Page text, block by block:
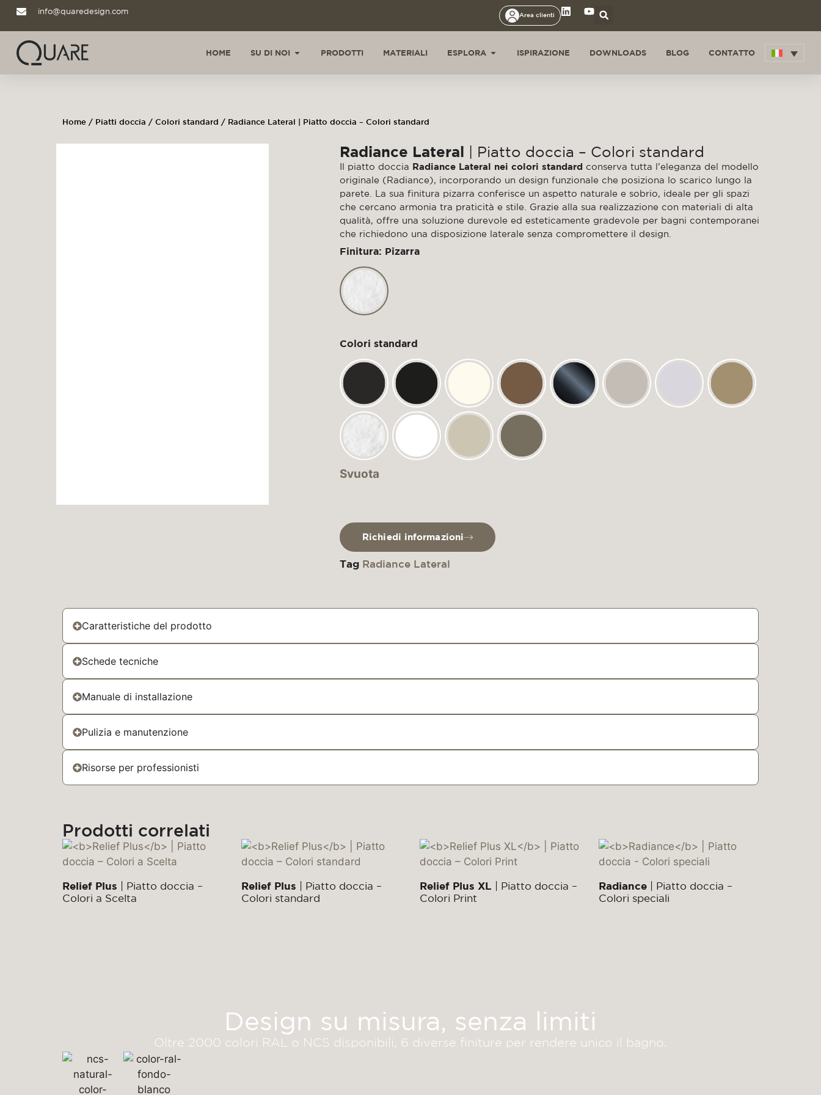
info@quaredesign.com Area clienti
HOME SU DI NOI PRODOTTI MATERIALI ESPLORA ISPIRAZIONE DOWNLOADS BLOG CONTATTO
Home / Piatti doccia / Colori standard / Radiance Lateral | Piatto doccia – Colori standard
Radiance Lateral | Piatto doccia – Colori standard
Il piatto doccia Radiance Lateral nei colori standard conserva tutta l’eleganza del modello
originale (Radiance), incorporando un design funzionale che posiziona lo scarico lungo la
parete. La sua finitura pizarra conferisce un aspetto naturale e sobrio, ideale per gli spazi
che cercano armonia tra praticità e stile. Grazie alla sua realizzazione con materiali di alta
qualità, offre una soluzione durevole ed esteticamente gradevole per bagni contemporanei
che richiedono una disposizione laterale senza compromettere il design.
Finitura: Pizarra
Colori standard
Svuota
Richiedi informazioni
Tag Radiance Lateral
Caratteristiche del prodotto
Schede tecniche
Manuale di installazione
Pulizia e manutenzione
Risorse per professionisti
Prodotti correlati
Relief Plus | Piatto doccia –
Colori a Scelta
Relief Plus | Piatto doccia –
Colori standard
Relief Plus XL
| Piatto doccia –
Colori Print
Radiance| Piatto doccia –
Colori speciali
Design su misura, senza limiti
Oltre 2000 colori RAL o NCS disponibili, 6 diverse finiture per rendere unico il bagno.